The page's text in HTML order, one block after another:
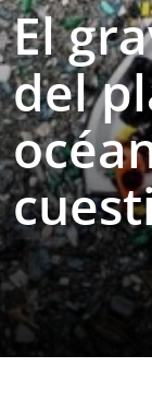
El
del